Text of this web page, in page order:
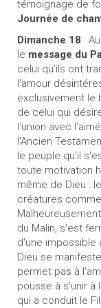
témoignage de
Journée de
Dimanche 18 :
le message du
celui qu’ils ont
l'amour
exclusivement le
de celui qui
l'union avec
l'Ancien
le peuple qu'il
toute motivation
même de Dieu :
créatures
du Malin, s'est
d'une impossible
Dieu se
permet pas à
pousse à s'unir à
qui a conduit le